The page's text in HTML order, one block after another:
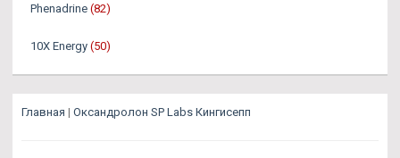
Phenadrine (82)
10X Energy (50)
Главная | Оксандролон SP Labs Кингисепп